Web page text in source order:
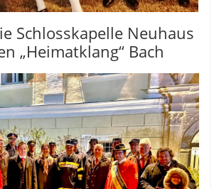
Schlosskapelle Neuhaus
„Heimatklang“ Bach